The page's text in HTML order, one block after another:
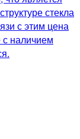
стекла
с этим цена
с наличием